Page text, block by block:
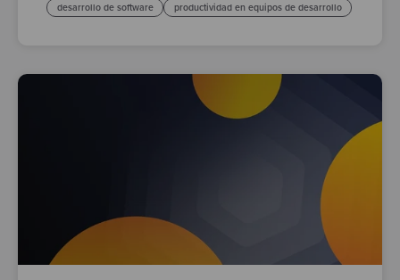
desarrollo de software
productividad en equipos de desarrollo